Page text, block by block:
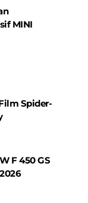
MINI
Spider-
F 450 GS